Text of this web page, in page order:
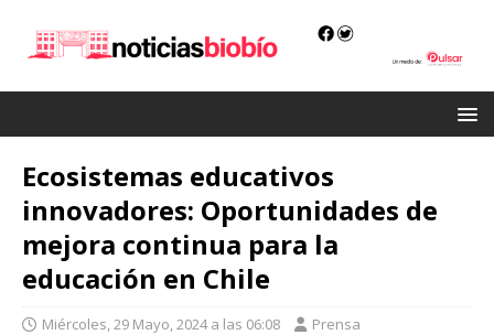
Ecosistemas educativos
innovadores: Oportunidades de
mejora continua para la
educación en Chile
Miércoles, 29 Mayo, 2024 a las 06:08 Prensa